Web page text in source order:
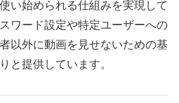
い始められる仕組みを実現して
ワード設定や特定ユーザーへの
以外に動画を見せないための基
と提供しています。